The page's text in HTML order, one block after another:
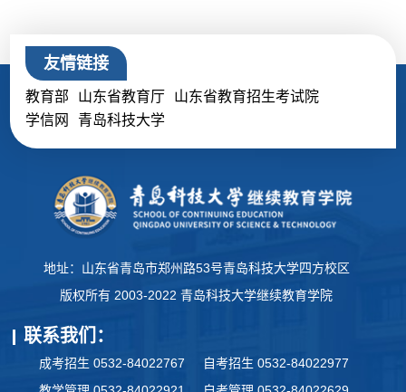
友情链接
教育部 山东省教育厅
山东省教育招生考试院
学信网
青岛科技大学
地址：山东省青岛市郑州路53号青岛科技大学四方校区
版权所有 2003-2022 青岛科技大学继续教育学院
联系我们：
成考招生 0532-84022767
自考招生 0532-84022977